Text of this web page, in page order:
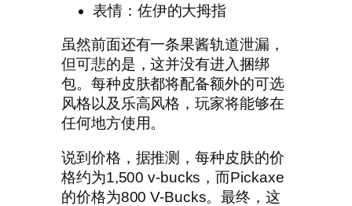
表情：佐伊的大拇指
虽然前面还有一条果酱轨道泄漏，
但可悲的是，这并没有进入捆绑
包。每种皮肤都将配备额外的可选
风格以及乐高风格，玩家将能够在
任何地方使用。
说到价格，据推测，每种皮肤的价
格约为1,500 v-bucks，而Pickaxe
的价格为800 V-Bucks。最终，这